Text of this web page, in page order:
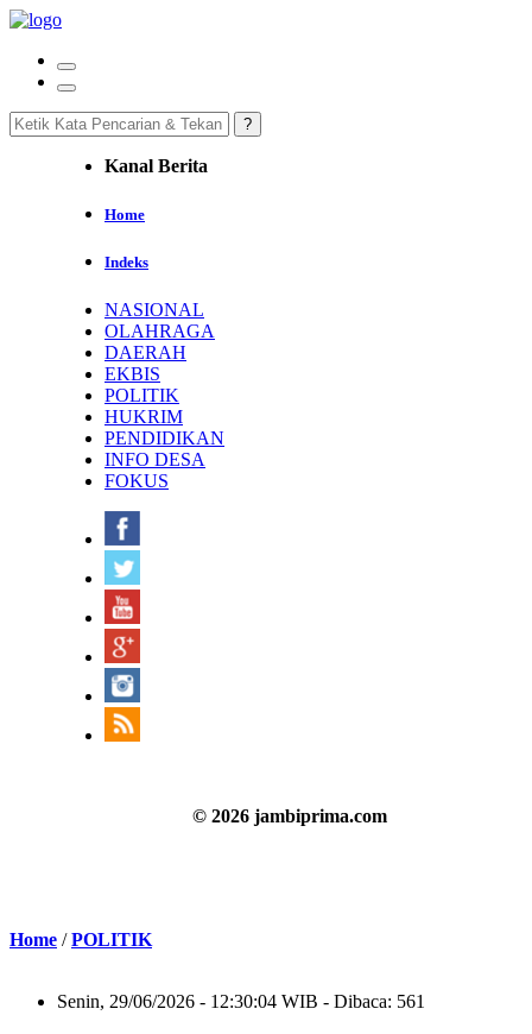
Kanal Berita
Home
Indeks
NASIONAL
OLAHRAGA
DAERAH
EKBIS
POLITIK
HUKRIM
PENDIDIKAN
INFO DESA
FOKUS
© 2026 jambiprima.com
Home /POLITIK
Senin, 29/06/2026 - 12:30:04 WIB - Dibaca: 561